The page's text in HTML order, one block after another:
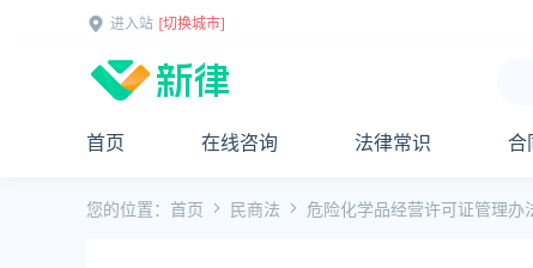
进入站 [切换城市]
首页 在线咨询 法律常识 合
您的位置： 首页 民商法 危险化学品经营许可证管理办